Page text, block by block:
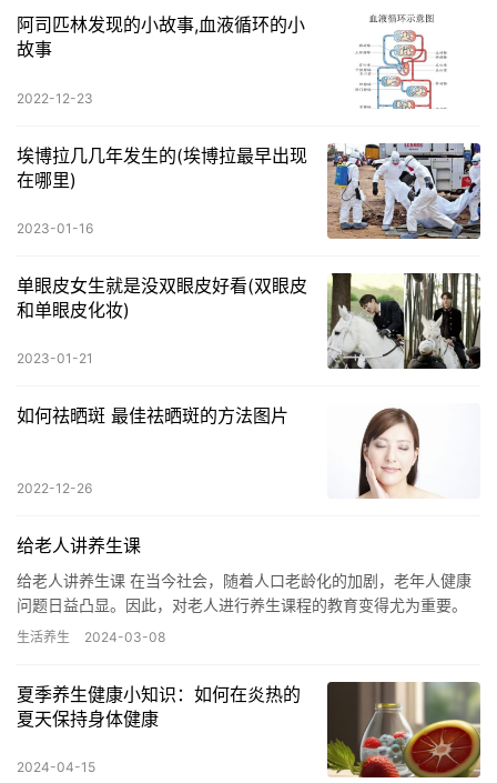
阿司匹林发现的小故事,血液循环的小
故事
2022-12-23
埃博拉几几年发生的(埃博拉最早出现
在哪里)
2023-01-16
单眼皮女生就是没双眼皮好看(双眼皮
和单眼皮化妆)
2023-01-21
如何祛晒斑 最佳祛晒斑的方法图片
2022-12-26
给老人讲养生课
给老人讲养生课 在当今社会，随着人口老龄化的加剧，老年人健康
问题日益凸显。因此，对老人进行养生课程的教育变得尤为重要。
养生不仅仅是一种生活方式，更是一种健康理念的传承和延续。通
生活养生 2024-03-08
夏季养生健康小知识：如何在炎热的
夏天保持身体健康
2024-04-15